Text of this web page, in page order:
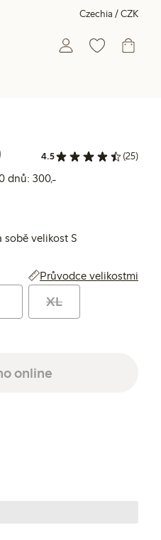
Czechia / CZK
180,00 Kč
599,00 Kč
4.5 (25)
dnů: 300,-Nejnižší cena za
sobě velikost S
Průvodce velikostmi
XL
online